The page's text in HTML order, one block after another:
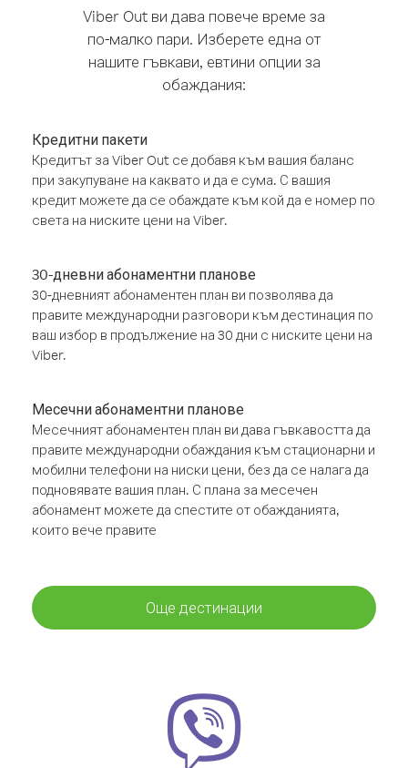
Viber Out ви дава повече време за
по-малко пари. Изберете една от
нашите гъвкави, евтини опции за
обаждания:
Кредитни пакети
Кредитът за Viber Out се добавя към вашия баланс
при закупуване на каквато и да е сума. С вашия
кредит можете да се обаждате към кой да е номер по
света на ниските цени на Viber.
30-дневни абонаментни планове
30-дневният абонаментен план ви позволява да
правите международни разговори към дестинация по
ваш избор в продължение на 30 дни с ниските цени на
Viber.
Месечни абонаментни планове
Месечният абонаментен план ви дава гъвкавостта да
правите международни обаждания към стационарни и
мобилни телефони на ниски цени, без да се налага да
подновявате вашия план. С плана за месечен
абонамент можете да спестите от обажданията,
които вече правите
Още дестинации